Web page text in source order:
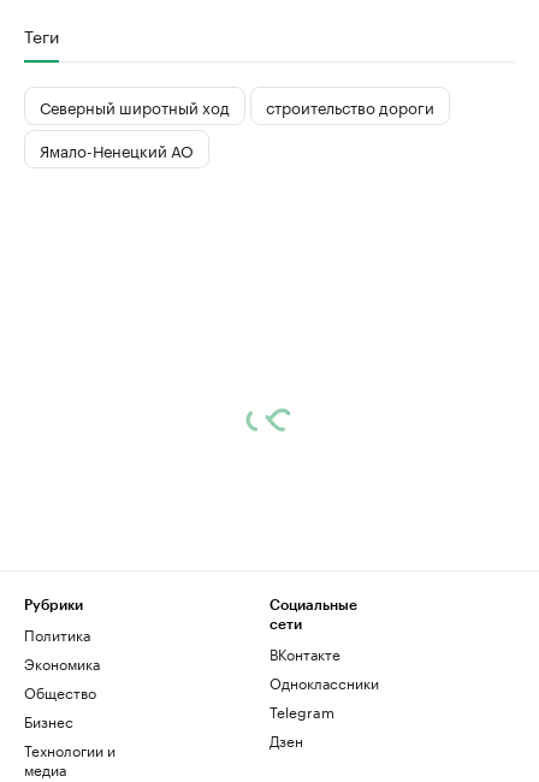
Теги
Северный широтный ход
строительство дороги
Ямало-Ненецкий АО
Рубрики
Политика
Экономика
Общество
Бизнес
Технологии и
медиа
Социальные
сети
ВКонтакте
Одноклассники
Telegram
Дзен